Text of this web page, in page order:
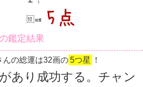
鑑定結果
んの総運は32画の5つ星 ！
あり成功する。チャン